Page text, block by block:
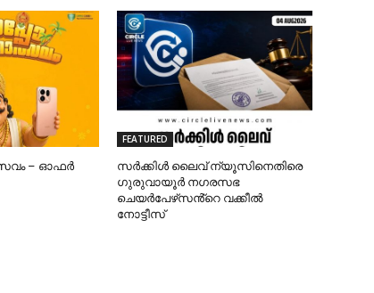
– ഓഫർ
FEATURED
സർക്കിൾ ലൈവ് ന്യൂസിനെതിരെ
ഗുരുവായൂർ നഗരസഭ
ചെയർപേഴ്‌സൻ്റെ വക്കീൽ
നോട്ടീസ്